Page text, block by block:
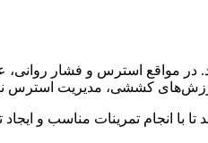
در مواقع استرس و فشار
ورزش‌های کششی، مدیریت
با انجام تمرینات مناسب و